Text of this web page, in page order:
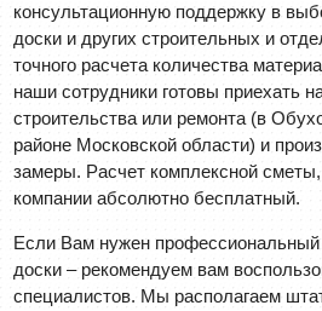
консультационную поддержку в
доски и других строительных и
точного расчета количества
наши сотрудники готовы приехать
строительства или ремонта (в
районе Московской области) и
замеры. Расчет комплексной
компании абсолютно бесплатный.
Если Вам нужен профессиональный
доски – рекомендуем вам
специалистов. Мы располагаем